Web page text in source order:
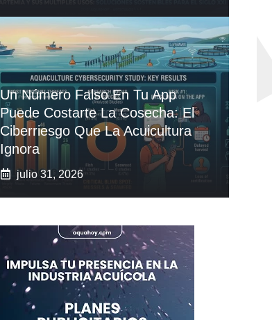
Un Número Falso En Tu App
Puede Costarte La Cosecha: El
Ciberriesgo Que La Acuicultura
Ignora
julio 31, 2026